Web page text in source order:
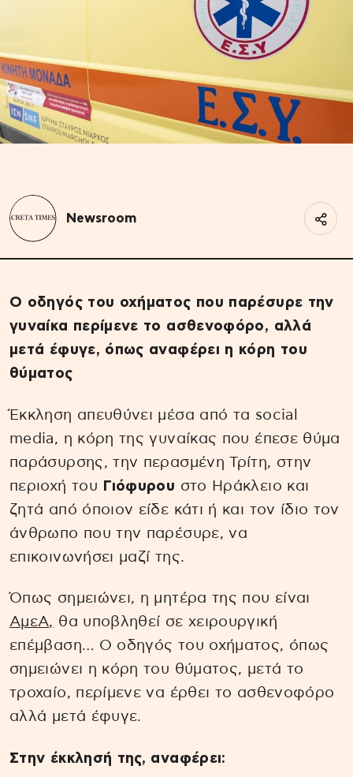
Newsroom
Ο οδηγός του οχήματος που παρέσυρε την
γυναίκα περίμενε το ασθενοφόρο, αλλά
μετά έφυγε, όπως αναφέρει η κόρη του
θύματος
Έκκληση απευθύνει μέσα από τα social
media, η κόρη της γυναίκας που έπεσε θύμα
παράσυρσης, την περασμένη Τρίτη, στην
περιοχή του Γιόφυρου στο Ηράκλειο και
ζητά από όποιον είδε κάτι ή και τον ίδιο τον
άνθρωπο που την παρέσυρε, να
επικοινωνήσει μαζί της.
Όπως σημειώνει, η μητέρα της που είναι
ΑμεΑ, θα υποβληθεί σε χειρουργική
επέμβαση… Ο οδηγός του οχήματος, όπως
σημειώνει η κόρη του θύματος, μετά το
τροχαίο, περίμενε να έρθει το ασθενοφόρο
αλλά μετά έφυγε.
Στην έκκλησή της, αναφέρει: